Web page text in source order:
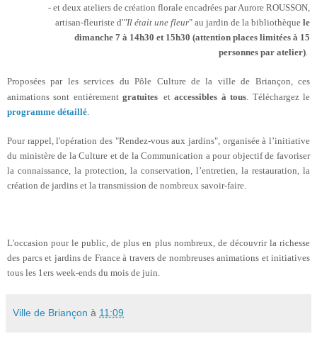
- et deux ateliers de création florale encadrées par Aurore ROUSSON,
artisan-fleuriste d'"Il était une fleur" au jardin de la bibliothèque le
dimanche 7 à 14h30 et 15h30 (attention places limitées à 15
personnes par atelier)
Proposées par les services du Pôle Culture de la ville de Briançon, ces
animations sont entièrementgratuites etaccessibles à tous . Téléchargez le
programme détaillé
Pour rappel, l'opération des "Rendez-vous aux jardins", organisée à l’initiative
du ministère de la Culture et de la Communication a pour objectif de favoriser
la connaissance, la protection, la conservation, l’entretien, la restauration, la
création de jardins et la transmission de nombreux savoir-faire.
L'occasion pour le public, de plus en plus nombreux, de découvrir la richesse
des parcs et jardins de France à travers de nombreuses animations et initiatives
tous les 1ers week-ends du mois de juin.
Ville de Briançon à 11:09